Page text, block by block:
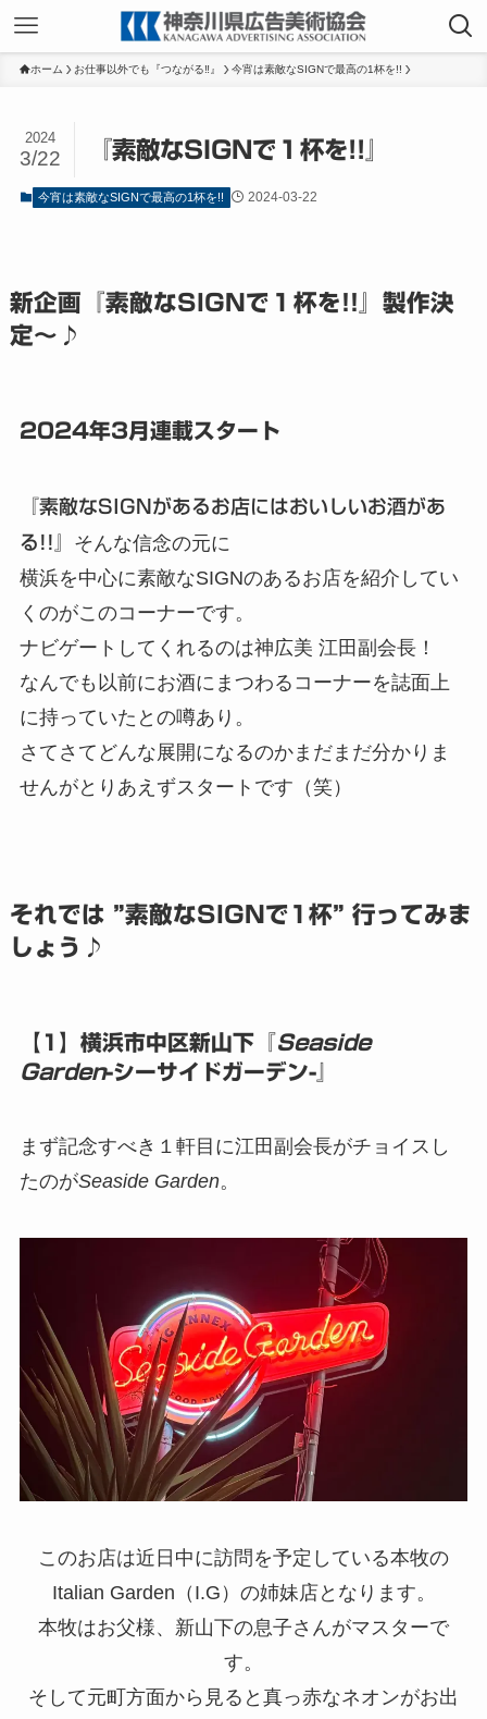
ホーム お仕事以外でも『つながる‼』 今宵は素敵なSIGNで最高の1杯を!!
『素敵なSIGNで１杯を!!』
2024
3/22
今宵は素敵なSIGNで最高の1杯を!! 2024-03-22
新企画『素敵なSIGNで１杯を!!』製作決
定～♪
2024年3月連載スタート
『素敵なSIGNがあるお店にはおいしいお酒があ
る!!』 そんな信念の元に
横浜を中心に素敵なSIGNのあるお店を紹介してい
くのがこのコーナーです。
ナビゲートしてくれるのは神広美 江田副会長！
なんでも以前にお酒にまつわるコーナーを誌面上
に持っていたとの噂あり。
さてさてどんな展開になるのかまだまだ分かりま
せんがとりあえずスタートです（笑）
それでは ”素敵なSIGNで1杯” 行ってみま
しょう♪
【1】横浜市中区新山下『Seaside
Garden-シーサイドガーデン-』
まず記念すべき１軒目に江田副会長がチョイスし
たのがSeaside Garden。
このお店は近日中に訪問を予定している本牧の
Italian Garden（I.G）の姉妹店となります。
本牧はお父様、新山下の息子さんがマスターで
す。
そして元町方面から見ると真っ赤なネオンがお出